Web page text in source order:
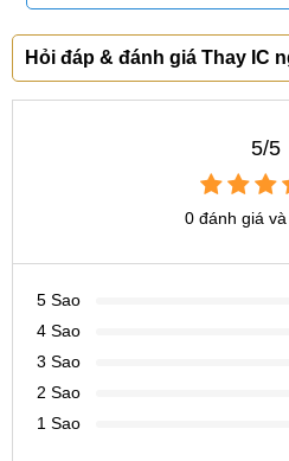
CN 4:123 Trần Quang
Hotline:0969.520.520
Hỏi đáp & đánh giá Thay IC
5/5
0 đánh giá
5 Sao
4 Sao
3 Sao
2 Sao
1 Sao